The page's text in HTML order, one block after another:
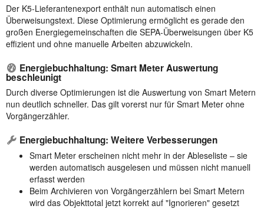
Der K5-Lieferantenexport enthält nun automatisch einen
Überweisungstext. Diese Optimierung ermöglicht es gerade den
großen Energiegemeinschaften die SEPA-Überweisungen über K5
effizient und ohne manuelle Arbeiten abzuwickeln.
Energiebuchhaltung: Smart Meter Auswertung
beschleunigt
Durch diverse Optimierungen ist die Auswertung von Smart Metern
nun deutlich schneller. Das gilt vorerst nur für Smart Meter ohne
Vorgängerzähler.
Energiebuchhaltung: Weitere Verbesserungen
Smart Meter erscheinen nicht mehr in der Ableseliste – sie
werden automatisch ausgelesen und müssen nicht manuell
erfasst werden
Beim Archivieren von Vorgängerzählern bei Smart Metern
wird das Objekttotal jetzt korrekt auf "Ignorieren" gesetzt